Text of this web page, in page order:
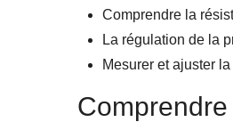
Comprendre la
La régulation de la
Mesurer et ajuster